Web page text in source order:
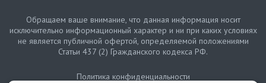
Обращаем ваше внимание, что данная информация носит
исключительно информационный характер и ни при каких условиях
не является публичной офертой, определяемой положениями
Статьи 437 (2) Гражданского кодекса РФ.
Политика конфиденциальности